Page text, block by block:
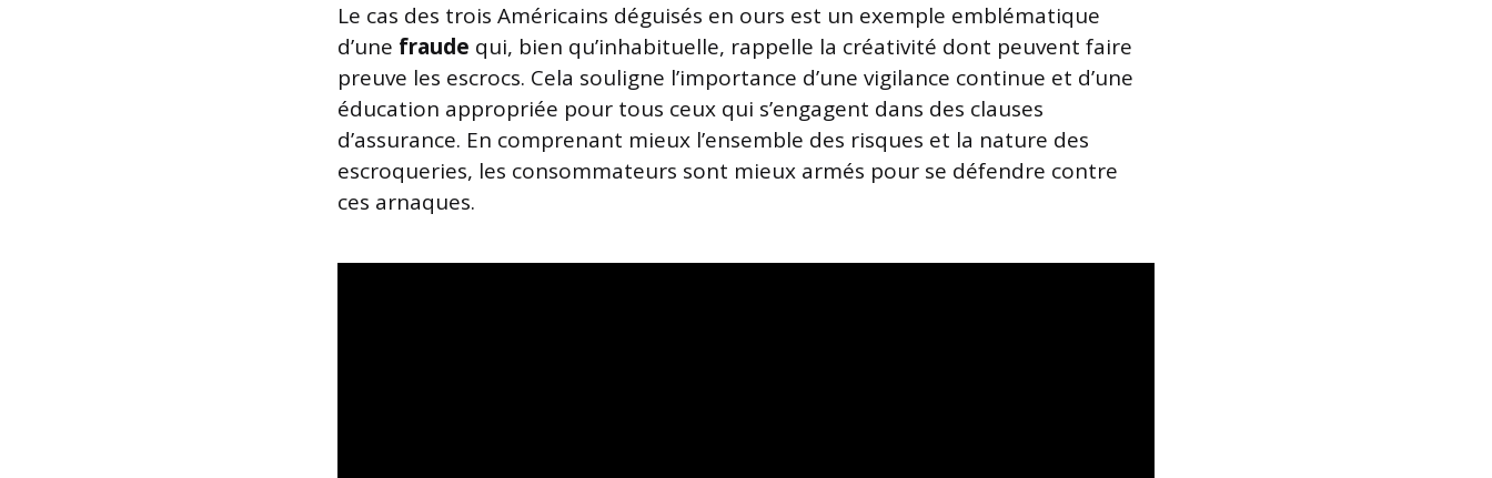
Le cas des trois Américains déguisés en ours est un exemple emblématique
d’une fraude qui, bien qu’inhabituelle, rappelle la créativité dont peuvent faire
preuve les escrocs. Cela souligne l’importance d’une vigilance continue et d’une
éducation appropriée pour tous ceux qui s’engagent dans des clauses
d’assurance. En comprenant mieux l’ensemble des risques et la nature des
escroqueries, les consommateurs sont mieux armés pour se défendre contre
ces arnaques.